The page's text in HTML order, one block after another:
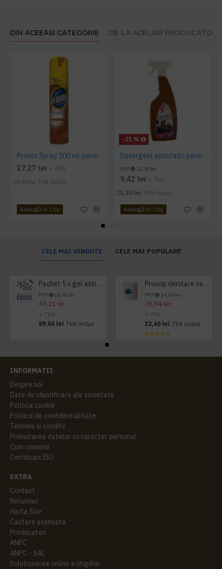
DIN ACEEASI CATEGORIE DE LA ACELASI PRODUCATOR
Pronto Spray 300 ml, pentru mobila
17,27 lei + TVA
20,90 lei TVA inclus
Adaugă în Coş
-21 %
Detergent antistatic pentru mobila, AQAS, 750 ml
PRP 11,98 lei
9,42 lei + TVA
11,40 lei TVA inclus
Adaugă în Coş
CELE MAI VANDUTE CELE MAI POPULARE
Pachet 5 x gel antibacterian 50ml si 3 x Servetele antibacteriene 48 buc Hygienium
PRP 66,43 lei
49,21 lei
+ TVA
59,54 lei TVA inclus
Prosop derulare centrala 1 pliu, 300 m Tork
PRP 34,65 lei
26,94 lei
+ TVA
32,60 lei TVA inclus
INFORMATII
Despre noi
Date de identificare ale societatii
Politica cookie
Politica de confidentialitate
Termeni si conditii
Prelucrarea datelor cu caracter personal
Cum comand
Certificari ISO
EXTRA
Contact
Returnari
Harta Site
Cautare avansata
Producatori
ANPC
ANPC - SAL
Solutionarea online a litigiilor